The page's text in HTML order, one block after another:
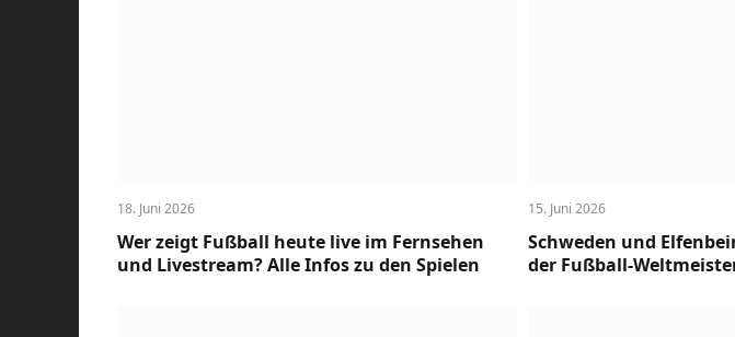
18. Juni 2026
Wer zeigt Fußball heute live im Fernsehen
und Livestream? Alle Infos zu den Spielen
15. Juni 2026
Schweden und
der Fußball-